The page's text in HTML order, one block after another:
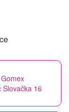
Gomex
Slovačka 16